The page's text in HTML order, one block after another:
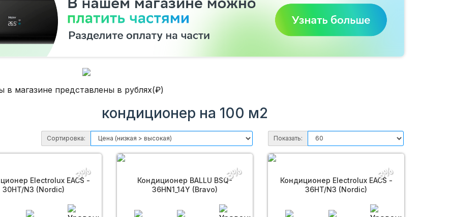
в магазине представлены в рублях(₽)
кондиционер на 100 м2
Сортировка: Показать:
Electrolux EACS -
30HT/N3 (Nordic)
-3%
Кондиционер BALLU BSQ-
36HN1_14Y (Bravo)
-3%
Кондиционер Electrolux EACS -
36HT/N3 (Nordic)
-3%